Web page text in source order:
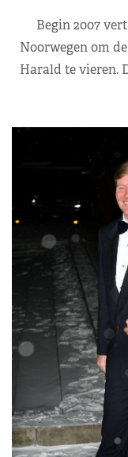
Begin 2007
Noorwegen om
Harald te vieren.